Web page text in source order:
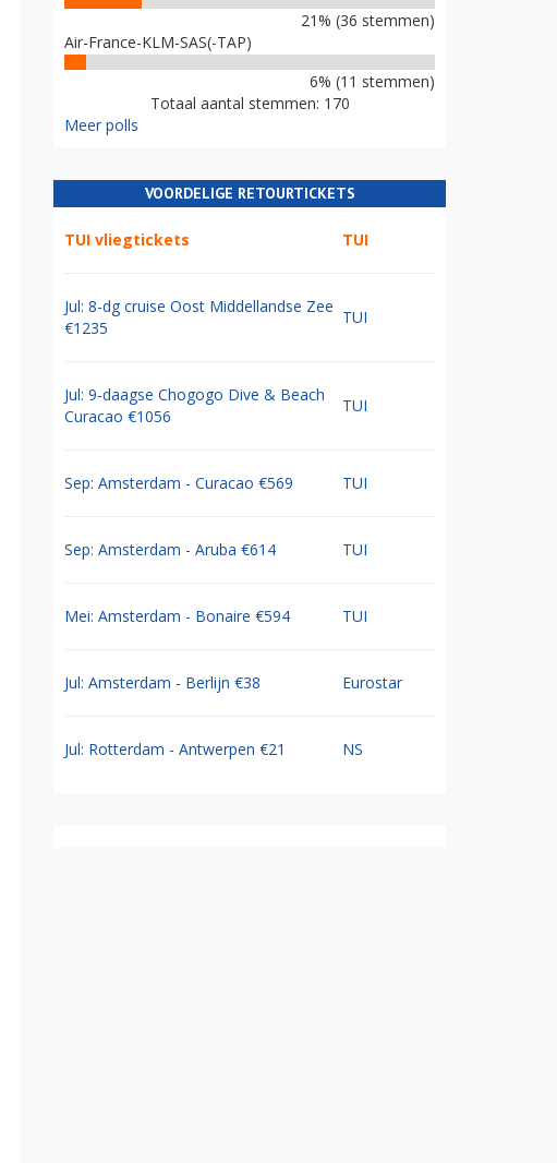
21% (36 stemmen)
Air-France-KLM-SAS(-TAP)
6% (11 stemmen)
Totaal aantal stemmen: 170
Meer polls
VOORDELIGE RETOURTICKETS
TUI vliegtickets TUI
Jul: 8-dg cruise Oost Middellandse Zee
€1235
TUI
Jul: 9-daagse Chogogo Dive & Beach
Curacao €1056
TUI
Sep: Amsterdam - Curacao €569 TUI
Sep: Amsterdam - Aruba €614 TUI
Mei: Amsterdam - Bonaire €594 TUI
Jul: Amsterdam - Berlijn €38 Eurostar
Jul: Rotterdam - Antwerpen €21 NS